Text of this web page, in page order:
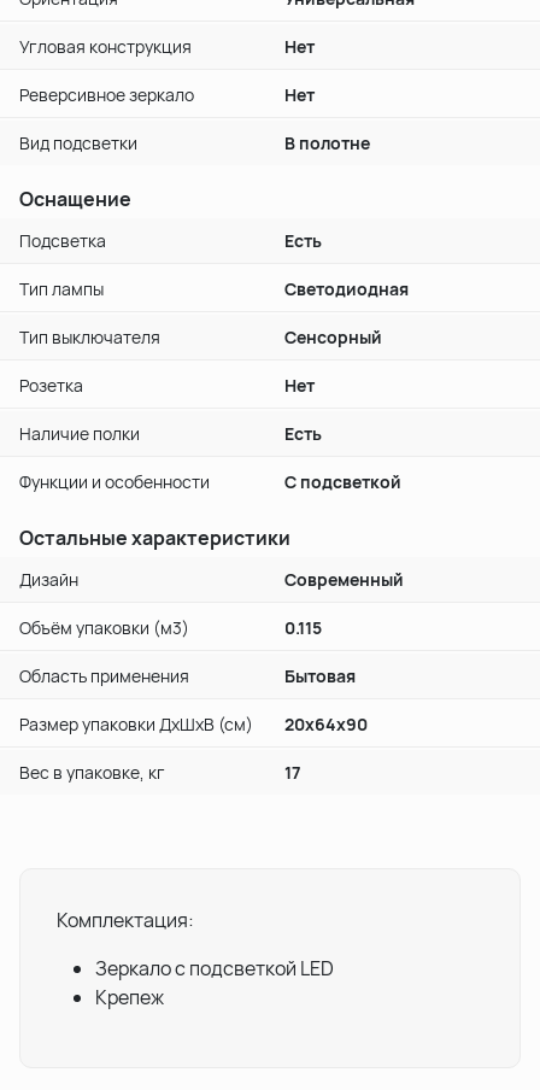
Угловая конструкция Нет
Реверсивное зеркало Нет
Вид подсветки В полотне
Оснащение
Подсветка Есть
Тип лампы Светодиодная
Тип выключателя Сенсорный
Розетка Нет
Наличие полки Есть
Функции и особенности С подсветкой
Остальные характеристики
Дизайн Современный
Объём упаковки (м3) 0.115
Область применения Бытовая
Размер упаковки ДxШxВ (см) 20x64x90
Вес в упаковке, кг 17
Комплектация:
Зеркало с подсветкой LED
Крепеж